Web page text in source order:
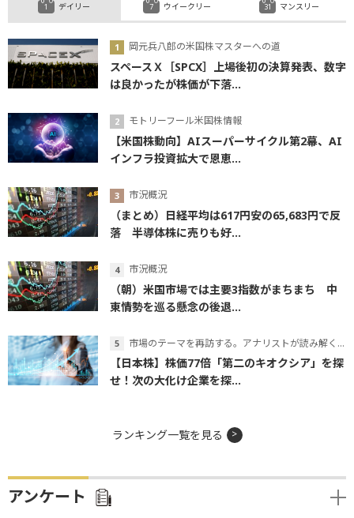
デイリー
岡元兵八郎の米国株マスターへの道
スペースＸ［SPCX］上場後初の決算発表、数字
は良かったが株価が下落...
モトリーフール米国株情報
【米国株動向】AIスーパーサイクル第2幕、AI
インフラ投資拡大で恩恵...
市況概況
（まとめ）日経平均は617円安の65,683円で反
落 半導体株に売りも好...
市況概況
（朝）米国市場では主要3指数がまちまち 中
東情勢を巡る懸念の後退...
市場のテーマを再訪する。アナリストが読み解くテーマの本質
【日本株】株価77倍「第二のキオクシア」を探
せ！次の大化け企業を探...
ウイークリー マンスリー
ランキング一覧を見る
アンケート